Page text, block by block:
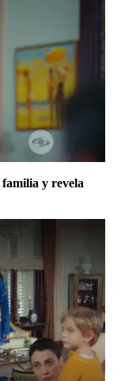
y revela